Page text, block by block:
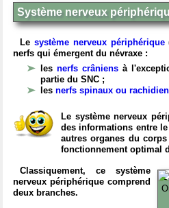
Système nerveux
Le système nerveux périphérique
nerfs qui émergent du névraxe :
les nerfs crâniens à
partie du SNC ;
les nerfs spinaux ou
Le système nerveux
des informations entre
autres organes du
fonctionnement optimal
Classiquement, ce système
nerveux périphérique comprend
deux branches.